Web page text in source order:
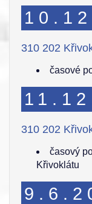
310 202
časové
310 202
časový
Křivoklátu